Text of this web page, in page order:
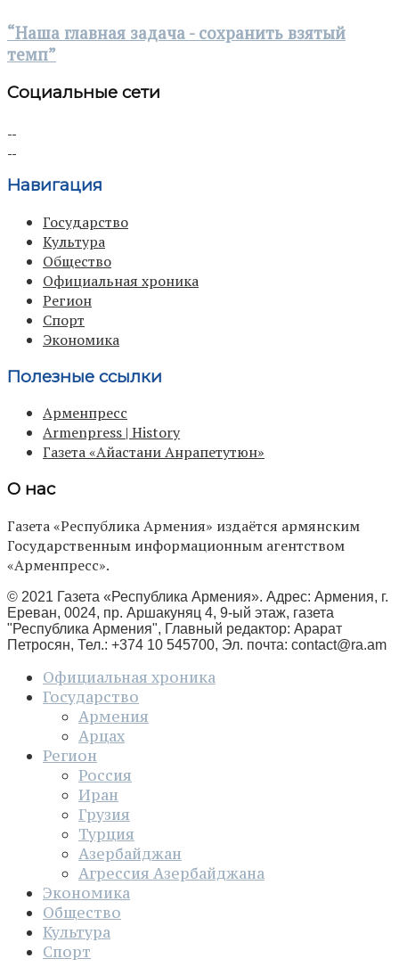
“Наша главная задача - сохранить взятый
темп”
Социальные сети
Навигация
Государство
Культура
Общество
Официальная хроника
Регион
Спорт
Экономика
Полезные ссылки
Арменпресс
Armenpress | History
Газета «Айастани Анрапетутюн»
О нас
Газета «Республика Армения» издаётся армянским
Государственным информационным агентством
«Арменпресс».
© 2021 Газета «Республика Армения». Адрес: Армения, г.
Ереван, 0024, пр. Аршакуняц 4, 9-ый этаж, газета
"Республика Армения", Главный редактор: Арарат
Петросян, Тел.: +374 10 545700, Эл. почта: contact@ra.am
Официальная хроника
Государство
Армения
Арцах
Регион
Россия
Иран
Грузия
Турция
Азербайджан
Агрессия Азербайджана
Экономика
Общество
Культура
Спорт